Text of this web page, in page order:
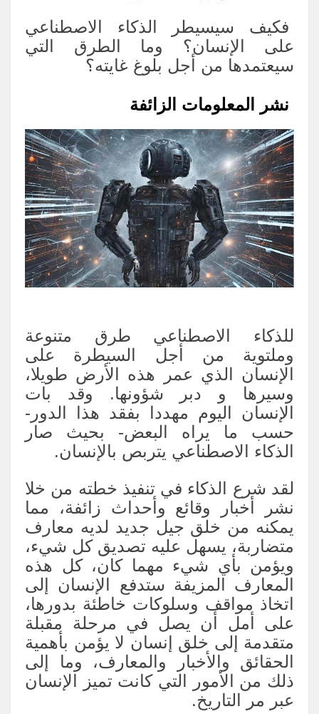
فكيف سيسيطر الذكاء الاصطناعي
على الإنسان؟ وما الطرق التي
سيعتمدها من أجل بلوغ غايته؟
نشر المعلومات الزائفة
للذكاء الاصطناعي طرق متنوعة
وملتوية من أجل السيطرة على
الإنسان الذي عمر هذه الأرض طويلا،
وسيرها و دبر شؤونها. وقد بات
الإنسان اليوم مهددا بفقد هذا الدور-
حسب ما يراه البعض- بحيث صار
الذكاء الاصطناعي يتربص بالإنسان.
لقد شرع الذكاء في تنفيذ خطته من خلا
نشر أخبار وقائع وأحداث زائفة، مما
يمكنه من خلق جيل جديد لديه معارف
متضاربة، يسهل عليه تصديق كل شيء،
ويؤمن بأي شيء مهما كان، كل هذه
المعارف المزيفة ستدفع الإنسان إلى
اتخاذ مواقف وسلوكات خاطئة بدورها،
على أمل أن يصل في مرحلة مقبلة
متقدمة إلى خلق إنسان لا يؤمن بأهمية
الحقائق والأخبار والمعارف، وما إلى
ذلك من الأمور التي كانت تميز الإنسان
عبر مر التاريخ.